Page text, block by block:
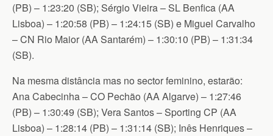
(PB) – 1:23:20 (SB); Sérgio Vieira – SL Benfica (AA
Lisboa) – 1:20:58 (PB) – 1:24:15 (SB) e Miguel Carvalho
– CN Rio Maior (AA Santarém) – 1:30:10 (PB) – 1:31:34
(SB).
Na mesma distância mas no sector feminino, estarão:
Ana Cabecinha – CO Pechão (AA Algarve) – 1:27:46
(PB) – 1:30:49 (SB); Vera Santos – Sporting CP (AA
Lisboa) – 1:28:14 (PB) – 1:31:14 (SB); Inês Henriques –